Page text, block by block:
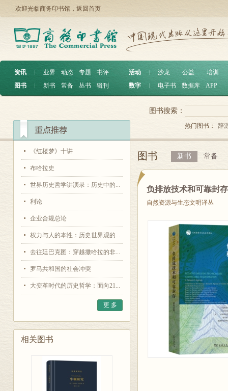
欢迎光临商务印书馆， 返回首页
资讯 ︱ 业界 动态 专题
书评
图书
︱ 新书 常备 丛书 辑刊
活动 沙龙 公益
培训
数字
电子书 数据库 APP
《红楼梦》十讲
布哈拉史
世界历史哲学讲演录：历史中的...
利论
企业合规总论
权力与人的本性：历史世界观的...
去往廷巴克图：穿越撒哈拉的非...
罗马共和国的社会冲突
大变革时代的历史哲学：面向21...
更 多
相关图书
图书搜索：
热门图书： 辞
图书 新书 常备
负排放技术和可靠封
自然资源与生态文明译丛